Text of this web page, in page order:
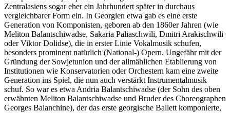
Zentralasiens sogar eher ein Jahrhundert später in durchaus
vergleichbarer Form ein. In Georgien etwa gab es eine erste
Generation von Komponisten, geboren ab den 1860er Jahren (wie
Meliton Balantschiwadse, Sakaria Paliaschwili, Dmitri Arakischwili
oder Viktor Dolidse), die in erster Linie Vokalmusik schufen,
besonders prominent natürlich (National-) Opern. Ungefähr mit der
Gründung der Sowjetunion und der allmählichen Etablierung von
Institutionen wie Konservatorien oder Orchestern kam eine zweite
Generation ins Spiel, die nun auch verstärkt Instrumentalmusik
schuf. So war es etwa Andria Balantschiwadse (der Sohn des oben
erwähnten Meliton Balantschiwadse und Bruder des Choreographen
Georges Balanchine), der das erste georgische Ballett komponierte,